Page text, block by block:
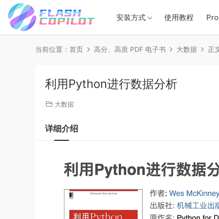
安装方式 使用教程
当前位置： 首页 高分、高质 PDF 电子书 大数据 正
利用Python进行数据分析
大数据
详细介绍